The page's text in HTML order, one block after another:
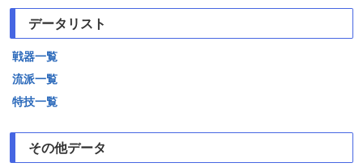
データリスト
戦器一覧
流派一覧
特技一覧
その他データ